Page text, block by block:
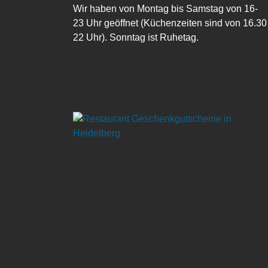
Wir haben von Montag bis Samstag von 16-
23 Uhr geöffnet (Küchenzeiten sind von 16.30
22 Uhr). Sonntag ist Ruhetag.